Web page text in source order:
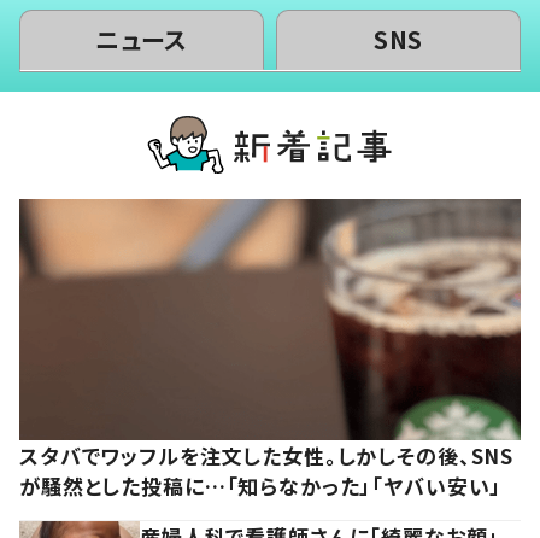
ニュース SNS
スタバでワッフルを注文した女性。しかしその後、SNS
が騒然とした投稿に…「知らなかった」「ヤバい安い」